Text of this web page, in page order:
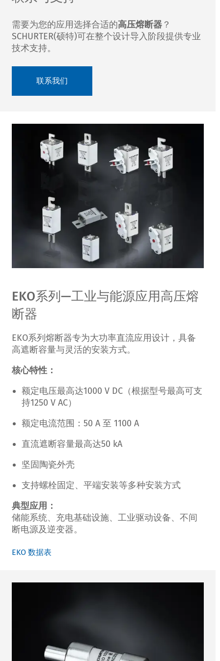
需要为您的应用选择合适的高压熔断器 ？
SCHURTER(硕特)可在整个设计导入阶段提供专业
技术支持。
联系我们
EKO系列—工业与能源应用高压熔
断器
EKO系列熔断器专为大功率直流应用设计，具备
高遮断容量与灵活的安装方式。
核心特性：
额定电压最高达1000 V DC（根据型号最高可支
持1250 V AC）
额定电流范围：50 A 至 1100 A
直流遮断容量最高达50 kA
坚固陶瓷外壳
支持螺栓固定、平端安装等多种安装方式
典型应用：
储能系统、充电基础设施、工业驱动设备、不间
断电源及逆变器。
EKO 数据表